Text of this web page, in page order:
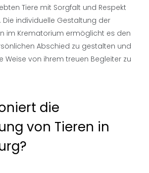
Tiere mit Sorgfalt und Respekt
individuelle Gestaltung der
im Krematorium ermöglicht es den
Abschied zu gestalten und
Weise von ihrem treuen Begleiter zu
die
von Tieren in